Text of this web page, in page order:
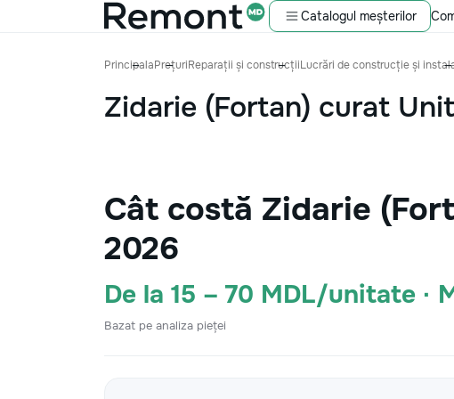
Catalogul meșterilor
PrincipalaPrețuriReparații și construcțiiLucrări de construcție și
Zidarie (Fortan) curat
Cât costă Zidarie
2026
De la 15 – 70 MDL/unitate ·
Bazat pe analiza pieței